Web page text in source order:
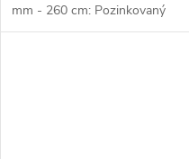
mm - 260 cm: Pozinkovaný
kulatý plotový sloupek průměru